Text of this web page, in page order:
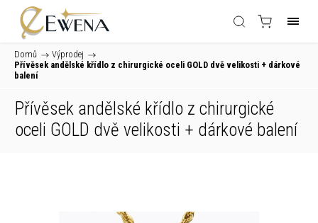
Domů / Výprodej /
Přívěsek andělské křídlo z chirurgické oceli GOLD dvě velikosti + dárkové
balení
Přívěsek andělské křídlo z chirurgické
oceli GOLD dvě velikosti + dárkové balení